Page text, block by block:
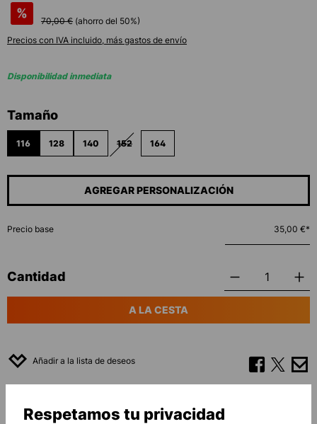
%
70,00 € (ahorro del 50%)
Precios con IVA incluido, más gastos de envío
Disponibilidad inmediata
Seleccione
Tamaño
116 128 140 152
(ESTA OPCIÓN NO ESTÁ DISPONIBLE EN ESTE
164
AGREGAR PERSONALIZACIÓN
Precio base 35,00 €*
Cantidad
A LA CESTA
Añadir a la lista de deseos
Respetamos tu privacidad